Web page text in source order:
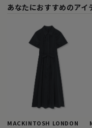
あなたにおすすめのアイ
MACKINTOSH LONDON